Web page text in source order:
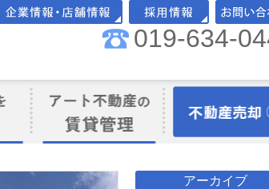
会社案内・店舗情報 採用情報 お問い
019-634-
け
アーカイブ